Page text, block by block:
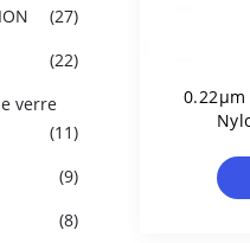
(27)
(22)
verre
(11)
(9)
(8)